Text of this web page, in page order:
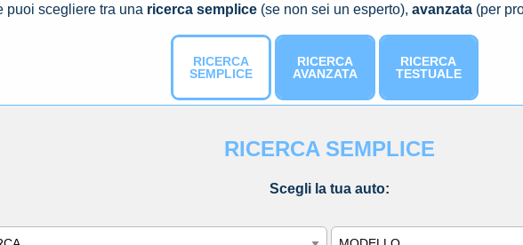
puoi scegliere tra una ricerca semplice (se non sei un esperto), avanzata (per
RICERCA
SEMPLICE
RICERCA
AVANZATA
RICERCA
TESTUALE
RICERCA SEMPLICE
Scegli la tua auto:
Modello